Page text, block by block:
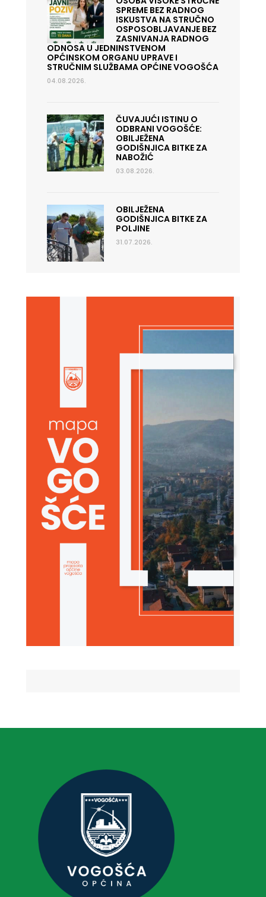
SPREME BEZ RADNOG
ISKUSTVA NA STRUČNO
OSPOSOBLJAVANJE BEZ
ZASNIVANJA RADNOG
ODNOSA U JEDNINSTVENOM
OPĆINSKOM ORGANU UPRAVE I
STRUČNIM SLUŽBAMA OPĆINE VOGOŠĆA
04.08.2026.
ČUVAJUĆI ISTINU O
ODBRANI VOGOŠĆE:
OBILJEŽENA
GODIŠNJICA BITKE ZA
NABOŽIĆ
03.08.2026.
OBILJEŽENA
GODIŠNJICA BITKE ZA
POLJINE
31.07.2026.